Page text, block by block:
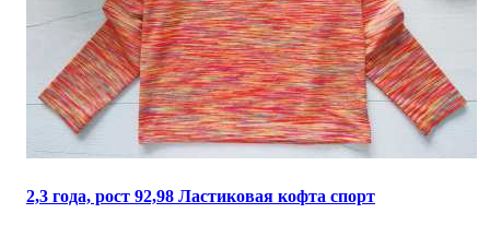
2,3 года, рост 92,98 Ластиковая кофта спорт